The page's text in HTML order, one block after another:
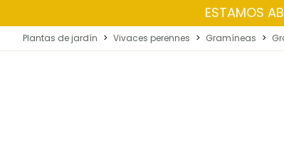
ESTAMOS
Plantas de jardín > Vivaces perennes > Gramíneas >